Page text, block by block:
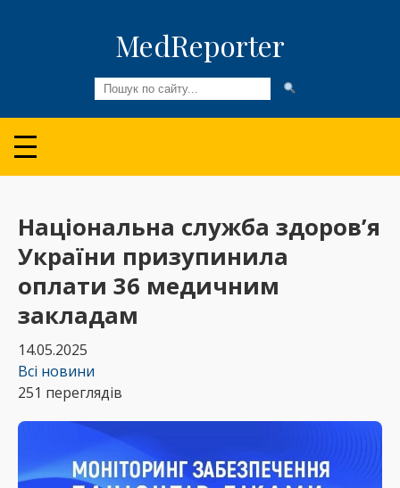
MedReporter
Всі новини
Огляди та Аналітика
Медспільнота
Колонки
Відео
Національна служба здоров’я
України призупинила
оплати 36 медичним
закладам
14.05.2025
Всі новини
251 переглядів